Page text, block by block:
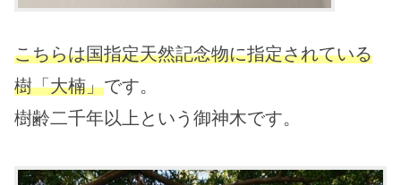
こちらは国指定天然記念物に指定されている
樹「大楠」です。
樹齢二千年以上という御神木です。